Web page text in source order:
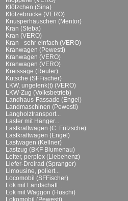
Klötzchen (Sina)
Klötzebrücke (VERO)
Knusperhäuschen (Mentor)
Kran (Steba)
Kran (VERO)
Kran - sehr einfach (VERO)
Kranwagen (Pewesti)
Kranwagen (VERO)
Kranwagen (VERO)
Kreissäge (Reuter)
Kutsche (SFFischer)
LKW, ungelenk(t) (VERO)
LKW-Zug (Volksbetrieb)
Landhaus-Fassade (Engel)
Landmaschinen (Pewesti)
Langholztransport...
Laster mit Hänger...
Lastkraftwagen (C. Fritzsche)
Lastkraftwagen (Engel)
Lastwagen (Kellner)
Lastzug (BKF Blumenau)
Leiter, perplex (Liebehenz)
Liefer-Dreirad (Spranger)
Limousine, poliert...
Locomobil (SFFischer)
Lok mit Landschaft...
Lok mit Waggon (Huschi)
Lokomobil (Pewesti)